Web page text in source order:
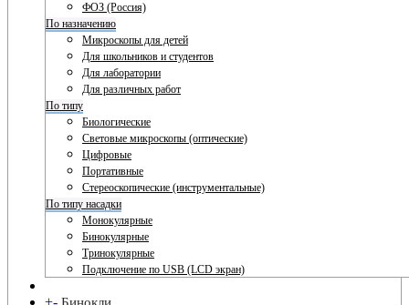
ФОЗ (Россия)
По назначению
Микроскопы для детей
Для школьников и студентов
Для лаборатории
Для различных работ
По типу
Биологические
Световые микроскопы (оптические)
Цифровые
Портативные
Стереоскопические (инструментальные)
По типу насадки
Монокулярные
Бинокулярные
Тринокулярные
Подключение по USB (LCD экран)
+-